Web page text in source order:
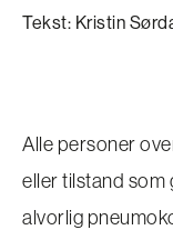
Tekst: Kristin
Alle personer
eller tilstand som
alvorlig